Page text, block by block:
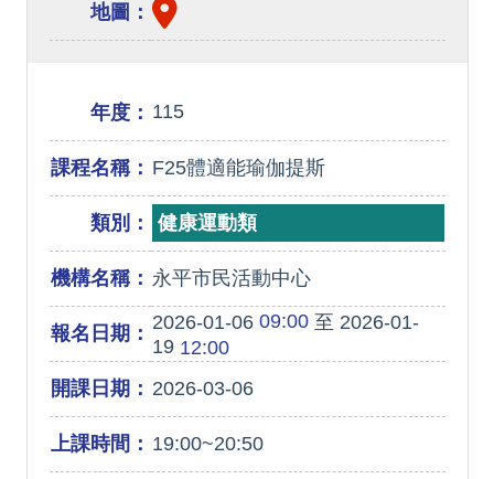
地圖：
年度： 115
課程名稱： F25體適能瑜伽提斯
類別： 健康運動類
機構名稱： 永平市民活動中心
報名日期： 2026-01-0609:00至 2026-01-
1912:00
開課日期： 2026-03-06
上課時間： 19:00~20:50